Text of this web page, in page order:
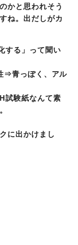
かと思われそう
ね。出だしがカ
する」って聞い
⇒青っぽく、アル
試験紙なんて素
に出かけまし